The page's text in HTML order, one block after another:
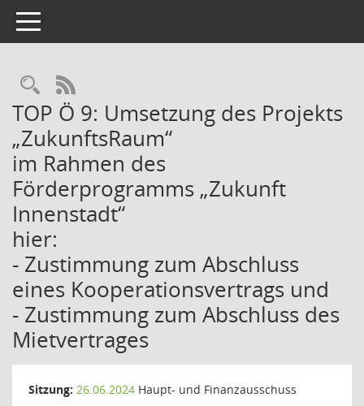
Toggle navigation
Rechercheauswahl
RSS-Feed
TOP Ö 9: Umsetzung des Projekts
„ZukunftsRaum“
im Rahmen des
Förderprogramms „Zukunft
Innenstadt“
hier:
- Zustimmung zum Abschluss
eines Kooperationsvertrags und
- Zustimmung zum Abschluss des
Mietvertrages
Sitzung: 26.06.2024 Haupt- und Finanzausschuss